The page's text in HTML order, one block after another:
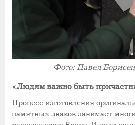
Фото: Павел
«Людям важно быть
Процесс изготовления
памятных знаков занимает